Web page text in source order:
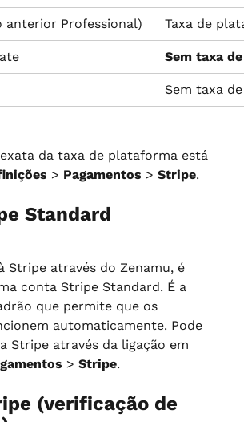
anterior Professional) Taxa de
Sem taxa
Sem taxa
da taxa de plataforma está
> Pagamentos > Stripe.
Standard
Stripe através do Zenamu, é
conta Stripe Standard. É a
que permite que os
automaticamente. Pode
Stripe através da ligação em
> Stripe.
(verificação de